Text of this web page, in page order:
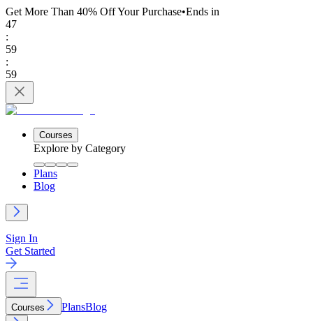
Get More Than 40% OffYour Purchase•Ends in
47
:
59
:
59
Courses
Explore by Category
Plans
Blog
Sign In
Get Started
Courses PlansBlog